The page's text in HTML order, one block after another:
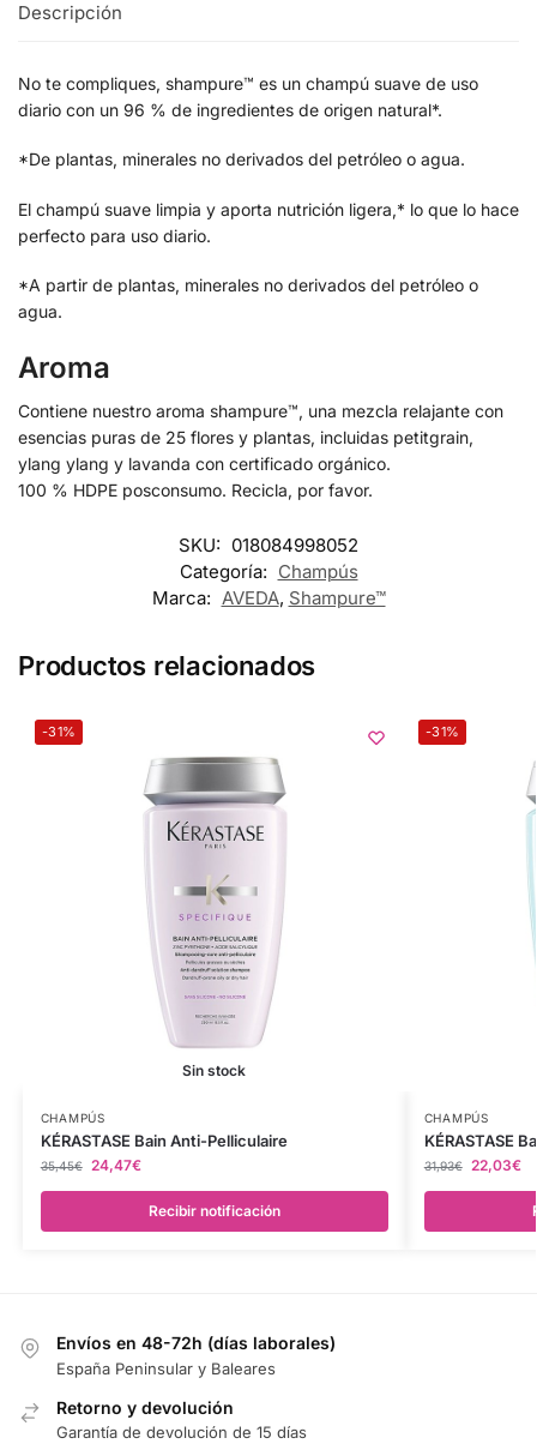
Descripción
No te compliques, shampure™ es un champú suave de uso
diario con un 96 % de ingredientes de origen natural*.
*De plantas, minerales no derivados del petróleo o agua.
El champú suave limpia y aporta nutrición ligera,* lo que lo hace
perfecto para uso diario.
*A partir de plantas, minerales no derivados del petróleo o
agua.
Aroma
Contiene nuestro aroma shampure™, una mezcla relajante con
esencias puras de 25 flores y plantas, incluidas petitgrain,
ylang ylang y lavanda con certificado orgánico.
100 % HDPE posconsumo. Recicla, por favor.
SKU: 018084998052
Categoría: Champús
Marca: AVEDA, Shampure™
Productos relacionados
-31%
Sin stock
CHAMPÚS
KÉRASTASE Bain Anti-Pelliculaire
35,45€ 24,47€
Recibir notificación
-31%
CHAMPÚS
KÉRASTASE
31,93€ 22,03€
Envíos en 48-72h (días laborales)
España Peninsular y Baleares
Retorno y devolución
Garantía de devolución de 15 días